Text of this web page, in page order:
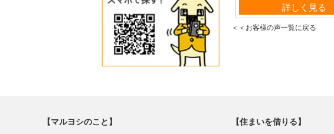
賃貸営業部詳しく見る
＜＜お客様の声一覧に戻る
【マルヨシのこと】 【住まいを借りる】